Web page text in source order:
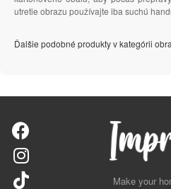
utretie obrazu používajte iba suchú
Ďalšie podobné produkty v kategórii
Make your